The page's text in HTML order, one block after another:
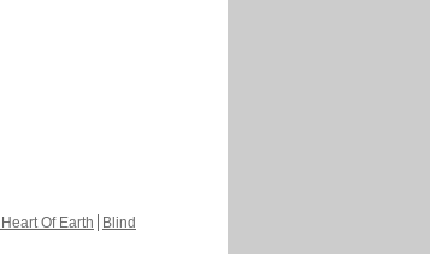
Of Earth
Blind